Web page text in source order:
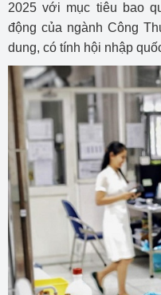
2025 với mục tiêu bao
động của ngành Công
dung, có tính hội nhập